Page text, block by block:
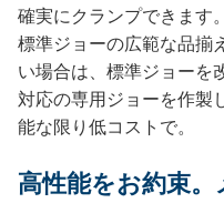
確実にクランプできます。
標準ジョーの広範な品揃
い場合は、標準ジョーを
対応の専用ジョーを作製
能な限り低コストで。
高性能をお約束。